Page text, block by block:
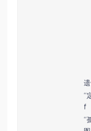
“
f
“